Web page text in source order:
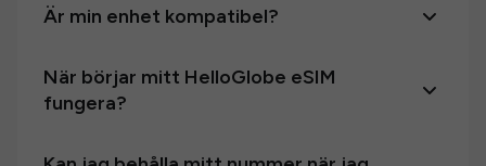
Är min enhet kompatibel?
När börjar mitt HelloGlobe eSIM
fungera?